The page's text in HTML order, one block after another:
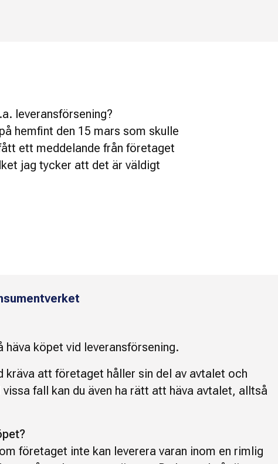
leveransförsening?
hemfint den 15 mars som skulle
ett meddelande från företaget
jag tycker att det är väldigt
häva köpet vid leveransförsening.
kräva att företaget håller sin del av avtalet och
vissa fall kan du även ha rätt att häva avtalet, alltså
företaget inte kan leverera varan inom en rimlig